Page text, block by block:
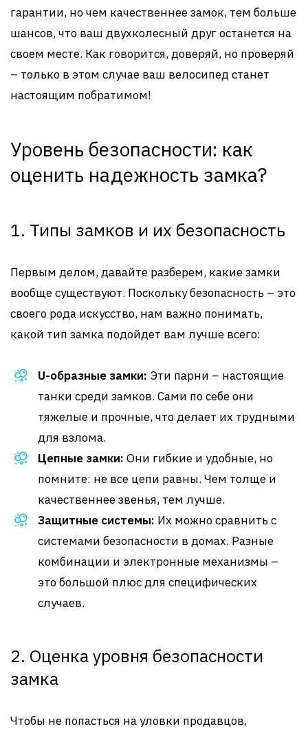
гарантии, но чем качественнее замок, тем больше
шансов, что ваш двухколесный друг останется на
своем месте. Как говорится, доверяй, но проверяй
– только в этом случае ваш велосипед станет
настоящим побратимом!
Уровень безопасности: как
оценить надежность замка?
1. Типы замков и их безопасность
Первым делом, давайте разберем, какие замки
вообще существуют. Поскольку безопасность – это
своего рода искусство, нам важно понимать,
какой тип замка подойдет вам лучше всего:
U-образные замки: Эти парни – настоящие
танки среди замков. Сами по себе они
тяжелые и прочные, что делает их трудными
для взлома.
Цепные замки: Они гибкие и удобные, но
помните: не все цепи равны. Чем толще и
качественнее звенья, тем лучше.
Защитные системы: Их можно сравнить с
системами безопасности в домах. Разные
комбинации и электронные механизмы –
это большой плюс для специфических
случаев.
2. Оценка уровня безопасности
замка
Чтобы не попасться на уловки продавцов,